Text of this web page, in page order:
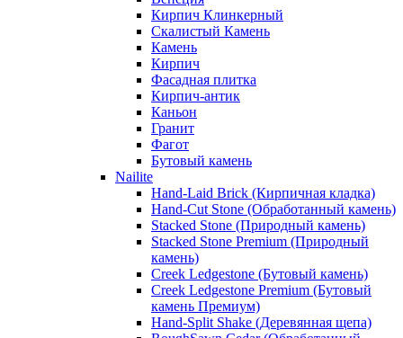
Кирпич Клинкерный
Скалистый Камень
Камень
Кирпич
Фасадная плитка
Кирпич-антик
Каньон
Гранит
Фагот
Бутовый камень
Nailite
Hand-Laid Brick (Кирпичная кладка)
Hand-Cut Stone (Обработанный камень)
Stacked Stone (Природный камень)
Stacked Stone Premium (Природный
камень)
Creek Ledgestone (Бутовый камень)
Creek Ledgestone Premium (Бутовый
камень Премиум)
Hand-Split Shake (Деревянная щепа)